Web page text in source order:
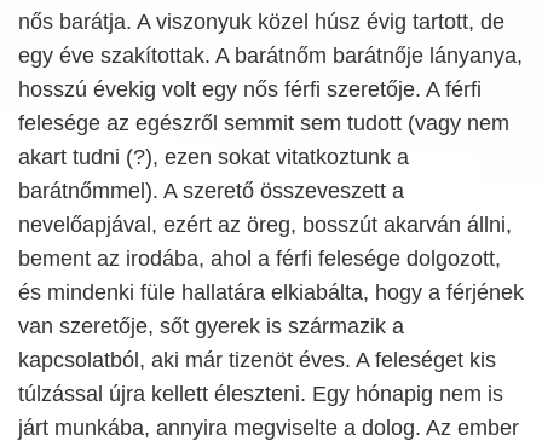
nős barátja. A viszonyuk közel húsz évig tartott, de
egy éve szakítottak. A barátnőm barátnője lányanya,
hosszú évekig volt egy nős férfi szeretője. A férfi
felesége az egészről semmit sem tudott (vagy nem
akart tudni (?), ezen sokat vitatkoztunk a
barátnőmmel). A szerető összeveszett a
nevelőapjával, ezért az öreg, bosszút akarván állni,
bement az irodába, ahol a férfi felesége dolgozott,
és mindenki füle hallatára elkiabálta, hogy a férjének
van szeretője, sőt gyerek is származik a
kapcsolatból, aki már tizenöt éves. A feleséget kis
túlzással újra kellett éleszteni. Egy hónapig nem is
járt munkába, annyira megviselte a dolog. Az ember